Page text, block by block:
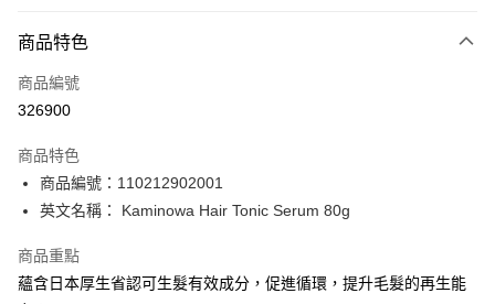
信用卡
Apple Pay
PayMe
WeChat Pay
BoC Pay
商品特色
商品編號
326900
商品特色
商品編號：110212902001
英文名稱： Kaminowa Hair Tonic Serum 80g
商品重點
蘊含日本厚生省認可生髮有效成分，促進循環，提升毛髮的再生能